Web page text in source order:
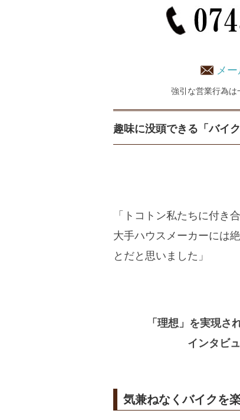
メ
強引な営業行為は
趣味に没頭できる「バイ
「トコトン私たちに付き
大手ハウスメーカーには
とだと思いました」
「理想」を実現さ
インタビ
気兼ねなくバイクを